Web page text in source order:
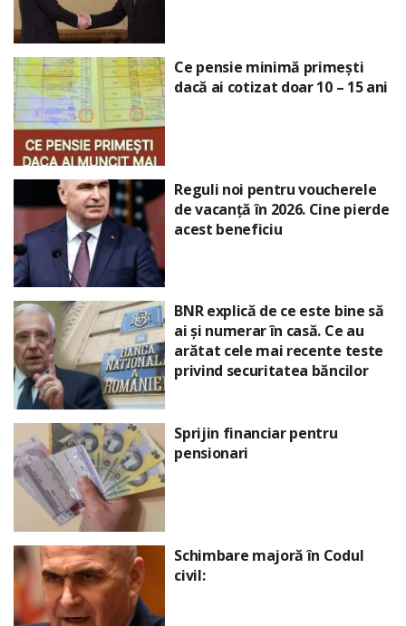
Ce pensie minimă primești
dacă ai cotizat doar 10 – 15 ani
Reguli noi pentru voucherele
de vacanță în 2026. Cine pierde
acest beneficiu
BNR explică de ce este bine să
ai și numerar în casă. Ce au
arătat cele mai recente teste
privind securitatea băncilor
Sprijin financiar pentru
pensionari
Schimbare majoră în Codul
civil: